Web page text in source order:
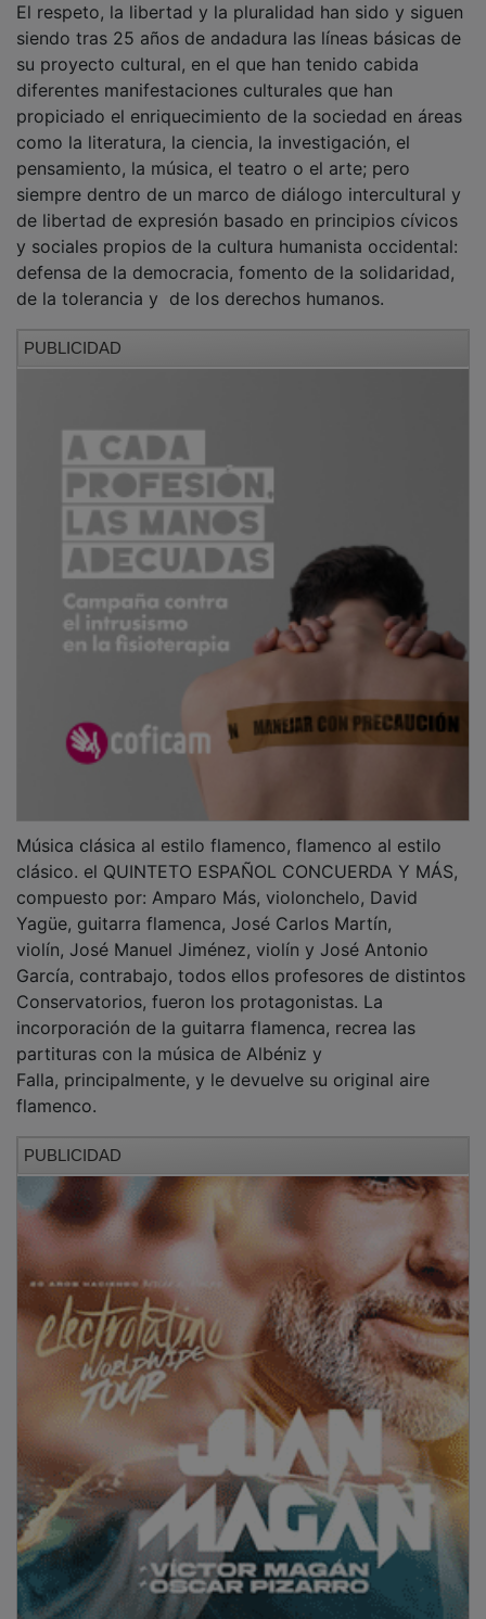
siendo tras 25 años de andadura las líneas básicas de
su proyecto cultural, en el que han tenido cabida
diferentes manifestaciones culturales que han
propiciado el enriquecimiento de la sociedad en áreas
como la literatura, la ciencia, la investigación, el
pensamiento, la música, el teatro o el arte; pero
siempre dentro de un marco de diálogo intercultural y
de libertad de expresión basado en principios cívicos
y sociales propios de la cultura humanista occidental:
defensa de la democracia, fomento de la solidaridad,
de la tolerancia y de los derechos humanos.
clásico. el QUINTETO ESPAÑOL CONCUERDA Y MÁS,
compuesto por: Amparo Más, violonchelo, David
Yagüe, guitarra flamenca, José Carlos Martín,
violín, José Manuel Jiménez, violín y José Antonio
García, contrabajo, todos ellos profesores de distintos
Conservatorios, fueron los protagonistas. La
incorporación de la guitarra flamenca, recrea las
partituras con la música de Albéniz y
Falla, principalmente, y le devuelve su original aire
flamenco.